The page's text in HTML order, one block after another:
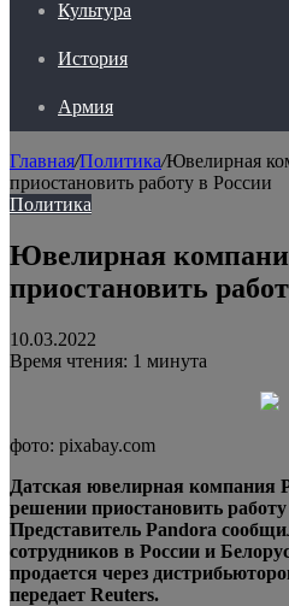
Культура
История
Армия
Главная/Политика/Ювелирная
приостановить работу в России
Политика
Ювелирная
приостановить
10.03.2022
Время чтения: 1 минута
фото: pixabay.com
Датская ювелирная компания
решении приостановить
Представитель Pandora
сотрудников в России и
продается через
передает Reuters.